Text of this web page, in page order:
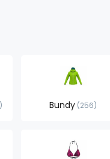
Bundy 256